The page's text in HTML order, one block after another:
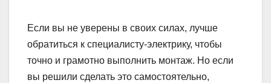
Если вы не уверены в своих силах, лучше
обратиться к специалисту-электрику, чтобы
точно и грамотно выполнить монтаж. Но если
вы решили сделать это самостоятельно,